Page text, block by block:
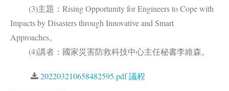
(3)主題：Rising Opportunity for Engineers to Cope with
Impacts by Disasters through Innovative and Smart
Approaches。
(4)講者：國家災害防救科技中心主任秘書李維森。
202203210658482595.pdf 議程